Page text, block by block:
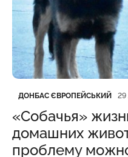
Категорія
ДОНБАС ЄВРОПЕЙСЬКИЙ
Дата публікації 29
«Собачья»
домашних
проблему